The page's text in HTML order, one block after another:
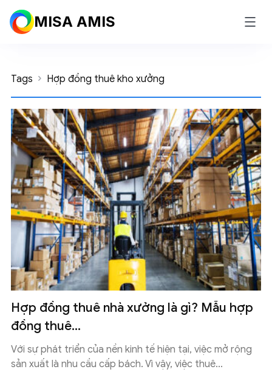
MISA AMIS
Tags Hợp đồng thuê kho xưởng
Hợp đồng thuê nhà xưởng là gì? Mẫu hợp
đồng thuê...
Với sự phát triển của nền kinh tế hiện tại, việc mở rộng
sản xuất là nhu cầu cấp bách. Vì vậy, việc thuê...